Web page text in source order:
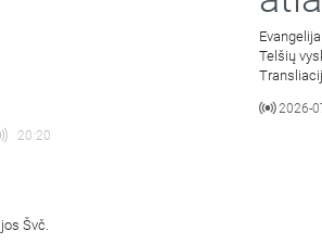
Telšių
2026-
20:20
Švč.